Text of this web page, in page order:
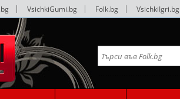
VsichkiGumi.bg Folk.bg VsichkiIgri.bg